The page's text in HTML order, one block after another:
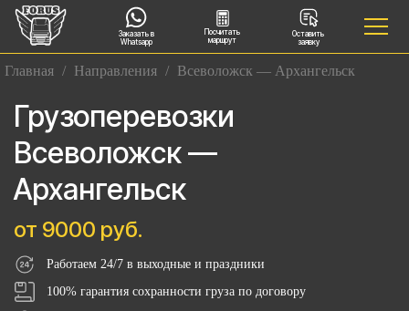
Заказать в
Whatsapp
Посчитать
маршрут
Оставить
заявку
Главная / Направления / Всеволожск — Архангельск
Грузоперевозки
Всеволожск —
Архангельск
от 9000 руб.
Работаем 24/7 в выходные и праздники
100% гарантия сохранности груза по договору